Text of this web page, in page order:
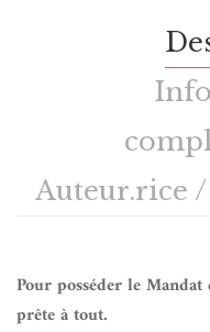
Auteur.rice
Pour posséder le
prête à tout.